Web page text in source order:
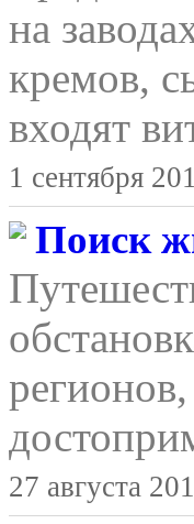
на
кремов,
входят
1 сентября
Поиск
27 августа